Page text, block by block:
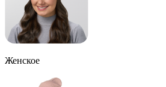
Женское